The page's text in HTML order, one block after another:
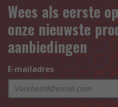
Wees als eerste
onze nieuwste
aanbiedingen
E-mailadres